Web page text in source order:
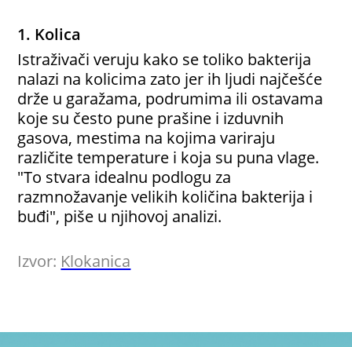
1. Kolica
Istraživači veruju kako se toliko bakterija
nalazi na kolicima zato jer ih ljudi najčešće
drže u garažama, podrumima ili ostavama
koje su često pune prašine i izduvnih
gasova, mestima na kojima variraju
različite temperature i koja su puna vlage.
"To stvara idealnu podlogu za
razmnožavanje velikih količina bakterija i
buđi", piše u njihovoj analizi.
Izvor: Klokanica